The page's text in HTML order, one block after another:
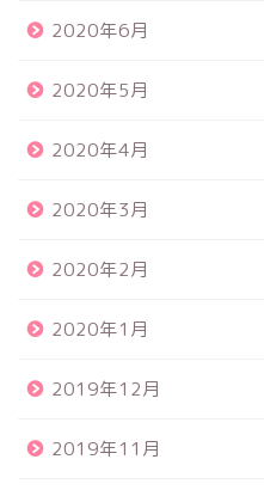
2020年6月
2020年5月
2020年4月
2020年3月
2020年2月
2020年1月
2019年12月
2019年11月